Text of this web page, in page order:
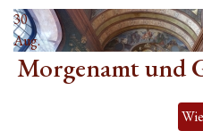
30
Aug.
Morgenamt und